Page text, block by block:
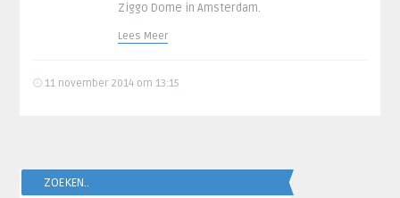
Ziggo Dome in Amsterdam.
Lees Meer
11 november 2014 om 13:15
ZOEKEN..